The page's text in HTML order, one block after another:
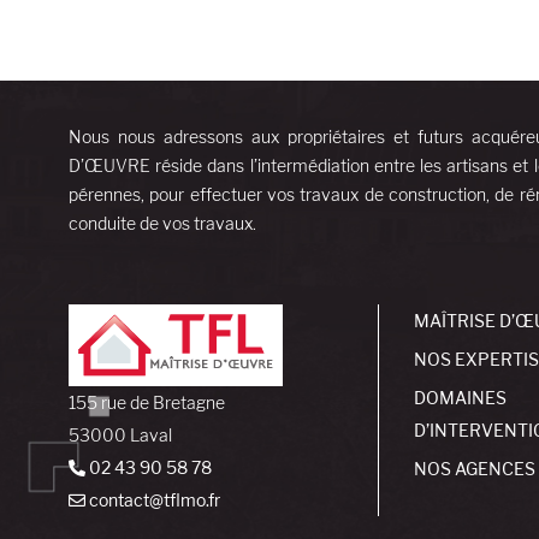
Nous nous adressons aux propriétaires et futurs
D’ŒUVRE réside dans l’intermédiation entre les artisans
pérennes, pour effectuer vos travaux de construction, de
conduite de vos travaux.
155 rue de Bretagne
53000 Laval
02 43 90 58 78
contact@tflmo.fr
MAÎTRISE
NOS
DOMAINES
NOS AGENCES